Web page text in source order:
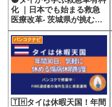
化 ｜日本でも始まる救急
医療改革- 茨城県が挑む
7700円の選定療養費が示
す医療サービスの未来
バンコクナビ
🇹🇭タイは休暇天国！年間